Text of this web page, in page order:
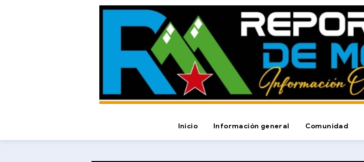
Inicio Información general Comunidad